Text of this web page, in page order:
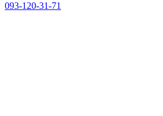
093-120-31-71